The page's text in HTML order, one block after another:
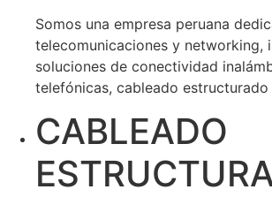
Somos una empresa peruana
telecomunicaciones y networking,
soluciones de conectividad
telefónicas, cableado estructurado
CABLEADO